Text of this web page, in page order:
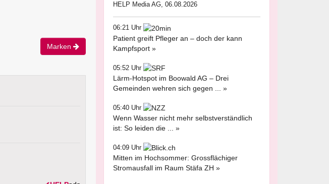
Marken
HELP Media AG, 06.08.2026
06:21 Uhr
Patient greift Pfleger an – doch der kann
Kampfsport »
05:52 Uhr
Lärm-Hotspot im Boowald AG – Drei
Gemeinden wehren sich gegen ... »
05:40 Uhr
Wenn Wasser nicht mehr selbstverständlich
ist: So leiden die ... »
04:09 Uhr
Mitten im Hochsommer: Grossflächiger
Stromausfall im Raum Stäfa ZH »